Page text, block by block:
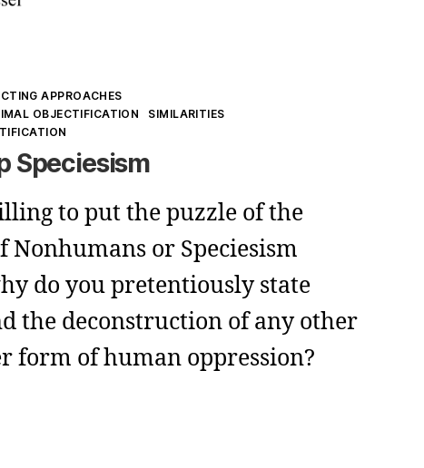
APPROACHES
OBJECTIFICATION
SIMILARITIES
Speciesism
to put the puzzle of the
or Speciesism
do you pretentiously state
the deconstruction of any other
form of human oppression?